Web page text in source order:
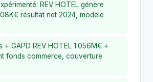
REV HOTEL génère
résultat net 2024, modèle
+ GAPD REV HOTEL 1.056M€ +
fonds commerce, couverture